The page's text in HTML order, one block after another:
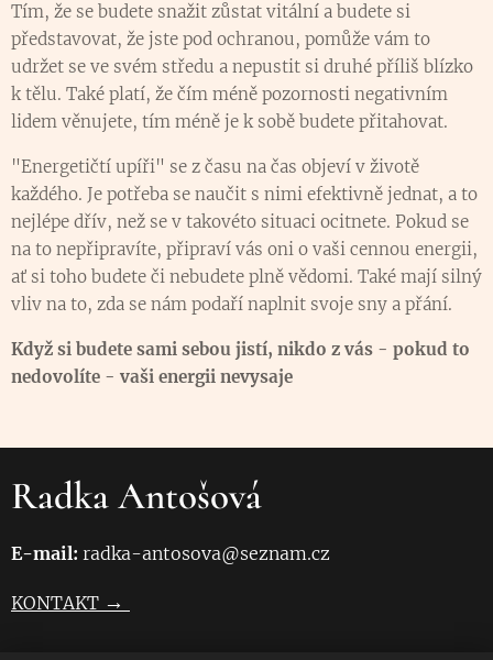
Tím, že se budete snažit zůstat vitální a budete si
představovat, že jste pod ochranou, pomůže vám to
udržet se ve svém středu a nepustit si druhé příliš blízko
k tělu. Také platí, že čím méně pozornosti negativním
lidem věnujete, tím méně je k sobě budete přitahovat.
"Energetičtí upíři" se z času na čas objeví v životě
každého. Je potřeba se naučit s nimi efektivně jednat, a to
nejlépe dřív, než se v takovéto situaci ocitnete. Pokud se
na to nepřipravíte, připraví vás oni o vaši cennou energii,
ať si toho budete či nebudete plně vědomi. Také mají silný
vliv na to, zda se nám podaří naplnit svoje sny a přání.
Když si budete sami sebou jistí, nikdo z vás - pokud to
nedovolíte - vaši energii nevysaje
Radka Antošová
E-mail: radka-antosova@seznam.cz
KONTAKT →